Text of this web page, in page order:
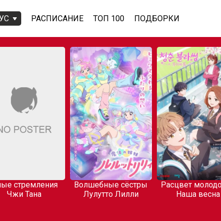
РАСПИСАНИЕ ТОП 100 ПОДБОРКИ
стремления
Чжи Тана
Волшебные сёстры
Лулутто Лилли
Расцвет
Наша весна